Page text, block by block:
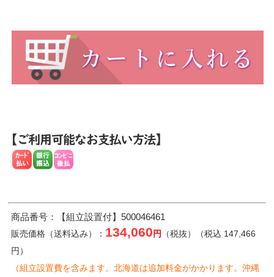
商品番号：【組立設置付】500046461
販売価格（送料込み）： 134,060 円
（税抜）（税込 147,466
円）
（組立設置費を含みます。北海道は追加料金がかかります。沖縄